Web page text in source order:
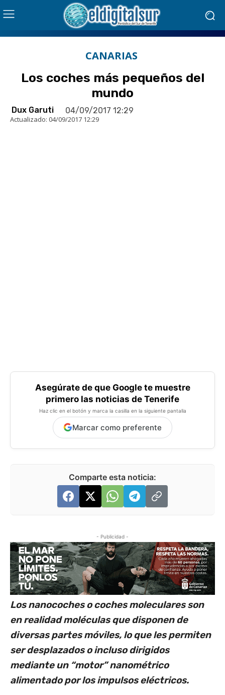
CANARIAS
Los coches más pequeños del
mundo
Dux Garuti 04/09/2017 12:29
Actualizado: 04/09/2017 12:29
Asegúrate de que Google te muestre
primero las noticias de Tenerife
Haz clic en el botón y marca la casilla en la siguiente pantalla
Marcar como preferente
Comparte esta noticia:
- Publicidad -
Los nanocoches o coches moleculares son
en realidad moléculas que disponen de
diversas partes móviles, lo que les permiten
ser desplazados o incluso dirigidos
mediante un “motor” nanométrico
alimentado por los impulsos eléctricos.